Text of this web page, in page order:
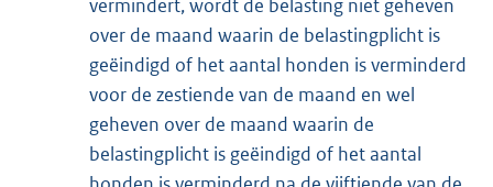
vermindert, wordt de belasting niet geheven
over de maand waarin de belastingplicht is
geëindigd of het aantal honden is verminderd
voor de zestiende van de maand en wel
geheven over de maand waarin de
belastingplicht is geëindigd of het aantal